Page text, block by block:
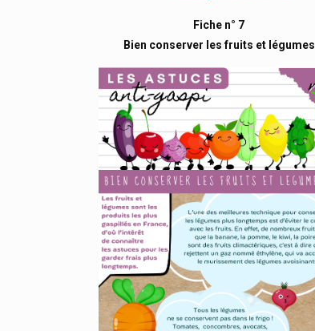
Fiche n° 7
Bien conserver les fruits et légumes